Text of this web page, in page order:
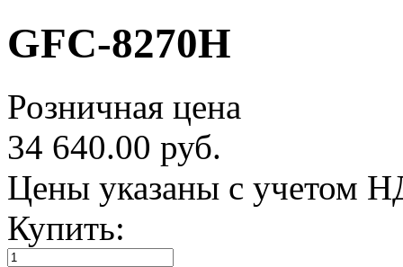
GFC-8270H
Розничная цена
34 640.00 руб.
Цены указаны с учетом
Купить: